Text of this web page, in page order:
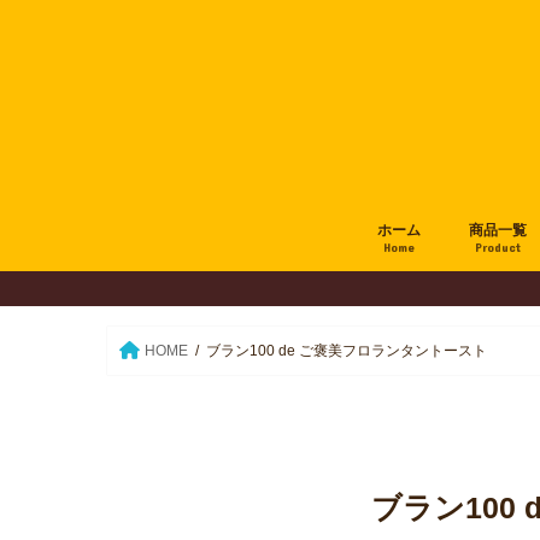
ホーム
Home
商品一覧
Product
HOME ブラン100 de ご褒美フロランタントースト
ブラン100